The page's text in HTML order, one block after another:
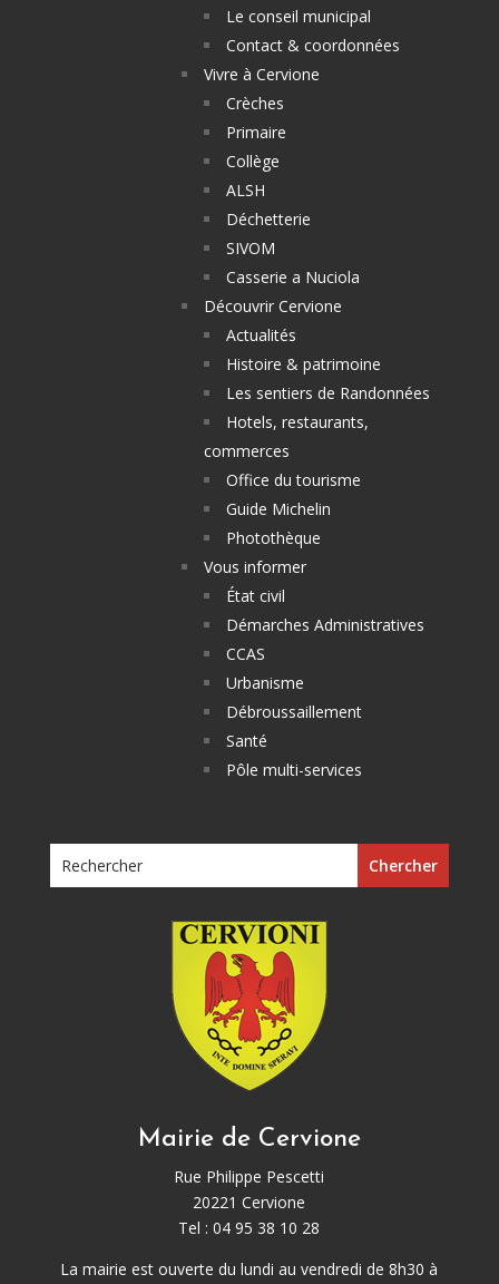
Le conseil municipal
Contact & coordonnées
Vivre à Cervione
Crèches
Primaire
Collège
ALSH
Déchetterie
SIVOM
Casserie a Nuciola
Découvrir Cervione
Actualités
Histoire & patrimoine
Les sentiers de Randonnées
Hotels, restaurants,
commerces
Office du tourisme
Guide Michelin
Photothèque
Vous informer
État civil
Démarches Administratives
CCAS
Urbanisme
Débroussaillement
Santé
Pôle multi-services
Mairie de Cervione
Rue Philippe Pescetti
20221 Cervione
Tel : 04 95 38 10 28
La mairie est ouverte du lundi au vendredi de 8h30 à